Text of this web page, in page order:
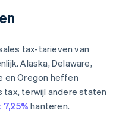
tax-tarieven van
Alaska, Delaware,
en Oregon heffen
tax, terwijl andere staten
hanteren.